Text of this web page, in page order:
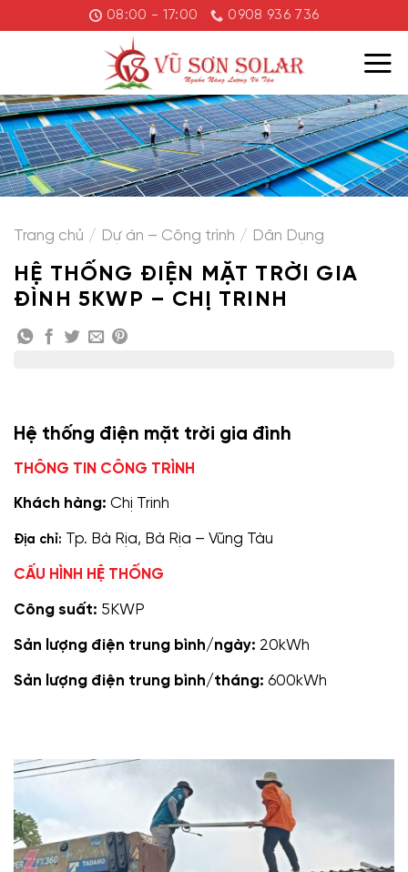
đến
08:00 - 17:00 0908 936 736
Trang chủ / Dự án – Công trình / Dân Dụng
HỆ THỐNG ĐIỆN MẶT TRỜI GIA
ĐÌNH 5KWP – CHỊ TRINH
Hệ thống điện mặt trời gia đình
THÔNG TIN CÔNG TRÌNH
Khách hàng: Chị Trinh
Địa chỉ: Tp. Bà Rịa, Bà Rịa – Vũng Tàu
CẤU HÌNH HỆ THỐNG
Công suất: 5KWP
Sản lượng điện trung bình/ngày: 20kWh
Sản lượng điện trung bình/tháng: 600kWh